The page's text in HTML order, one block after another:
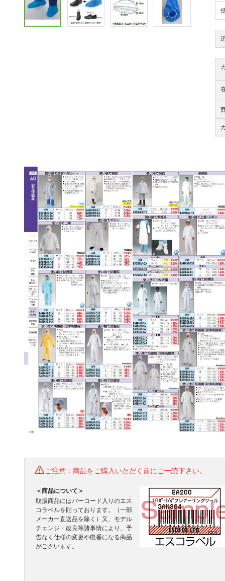
ご注意：商品をご購入いただく前にご一読下さい。
＜商品について＞
取扱商品にはバーコード入りのエス
コラベルを貼っております。（一部
メーカー直送品を除く）又、モデル
チェンジ・改良等諸事情により、予
告なく仕様の変更や廃番になる商品
がございます。